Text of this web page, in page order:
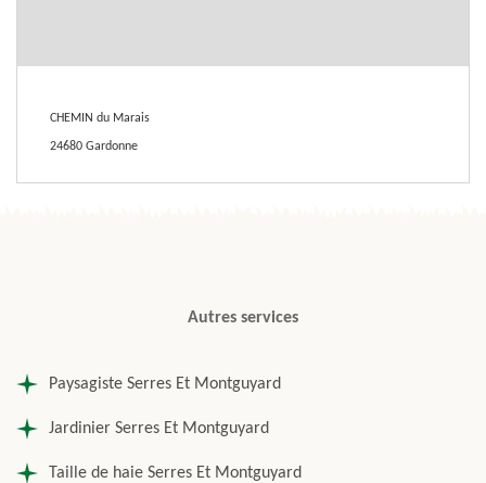
CHEMIN du Marais
24680 Gardonne
Autres services
Paysagiste Serres Et Montguyard
Jardinier Serres Et Montguyard
Taille de haie Serres Et Montguyard